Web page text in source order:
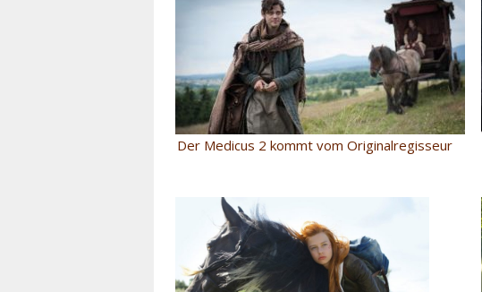
Der Medicus 2 kommt vom Originalregisseur